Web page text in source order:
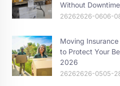
Without
26262626-0606-
Moving
to Protect Your
2026
26262626-0505-